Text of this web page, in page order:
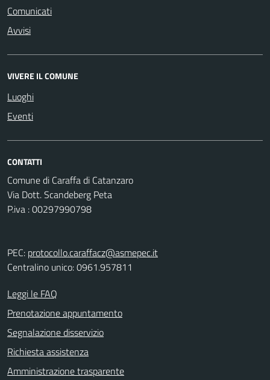
Comunicati
Avvisi
VIVERE IL COMUNE
Luoghi
Eventi
CONTATTI
Comune di Caraffa di Catanzaro
Via Dott. Scandeberg Peta
P.iva : 00297990798
PEC: protocollo.caraffacz@asmepec.it
Centralino unico: 0961.957811
Leggi le FAQ
Prenotazione appuntamento
Segnalazione disservizio
Richiesta assistenza
Amministrazione trasparente